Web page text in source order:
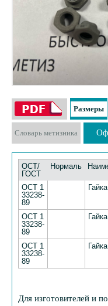
Размеры
Словарь метизника
ОСТ/
ГОСТ
Нормаль
ОСТ 1
33238-
89
Гайка
ОСТ 1
33238-
89
Гайка
ОСТ 1
33238-
89
Гайка
Для изготовителей и